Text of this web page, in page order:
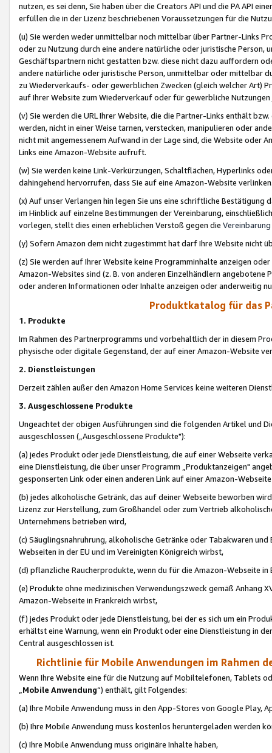
nutzen, es sei denn, Sie haben über die Creators API und die PA API
erfüllen die in der Lizenz beschriebenen Voraussetzungen für die
(u) Sie werden weder unmittelbar noch mittelbar über Partner-Links
oder zu Nutzung durch eine andere natürliche oder juristische
Geschäftspartnern nicht gestatten bzw. diese nicht dazu auffordern
andere natürliche oder juristische Person, unmittelbar oder mittelbar
zu Wiederverkaufs- oder gewerblichen Zwecken (gleich welcher Art)
auf Ihrer Website zum Wiederverkauf oder für gewerbliche
(v) Sie werden die URL Ihrer Website, die die Partner-Links enthält
werden, nicht in einer Weise tarnen, verstecken, manipulieren oder
nicht mit angemessenem Aufwand in der Lage sind, die Website oder
Links eine Amazon-Website aufruft.
(w) Sie werden keine Link-Verkürzungen, Schaltflächen, Hyperlinks
dahingehend hervorrufen, dass Sie auf eine Amazon-Website
(x) Auf unser Verlangen hin legen Sie uns eine schriftliche
im Hinblick auf einzelne Bestimmungen der Vereinbarung,
vorlegen, stellt dies einen erheblichen Verstoß gegen die Vereinbarung
(y) Sofern Amazon dem nicht zugestimmt hat darf Ihre Website nicht
(z) Sie werden auf Ihrer Website keine Programminhalte anzeigen
Amazon-Websites sind (z. B. von anderen Einzelhändlern
oder anderen Informationen oder Inhalte anzeigen oder anderweitig
Produktkatalog für das
1. Produkte
Im Rahmen des Partnerprogramms und vorbehaltlich der in diesem
physische oder digitale Gegenstand, der auf einer Amazon-Website
2. Dienstleistungen
Derzeit zählen außer den Amazon Home Services keine weiteren
3. Ausgeschlossene Produkte
Ungeachtet der obigen Ausführungen sind die folgenden Artikel und
ausgeschlossen („Ausgeschlossene Produkte"):
(a) jedes Produkt oder jede Dienstleistung, die auf einer Webseite
eine Dienstleistung, die über unser Programm „Produktanzeigen"
gesponserten Link oder einen anderen Link auf einer Amazon-
(b) jedes alkoholische Getränk, das auf deiner Webseite beworben
Lizenz zur Herstellung, zum Großhandel oder zum Vertrieb
Unternehmens betrieben wird,
(c) Säuglingsnahruhrung, alkoholische Getränke oder Tabakwaren
Webseiten in der EU und im Vereinigten Königreich wirbst,
(d) pflanzliche Raucherprodukte, wenn du für die Amazon-Webseite in
(e) Produkte ohne medizinischen Verwendungszweck gemäß Anhang
Amazon-Webseite in Frankreich wirbst,
(f) jedes Produkt oder jede Dienstleistung, bei der es sich um ein
erhältst eine Warnung, wenn ein Produkt oder eine Dienstleistung in
Central ausgeschlossen ist.
Richtlinie für Mobile Anwendungen im Rahmen
Wenn Ihre Website eine für die Nutzung auf Mobiltelefonen, Tablets
„Mobile Anwendung“) enthält, gilt Folgendes:
(a) Ihre Mobile Anwendung muss in den App-Stores von Google Play,
(b) Ihre Mobile Anwendung muss kostenlos heruntergeladen werden
(c) Ihre Mobile Anwendung muss originäre Inhalte haben,